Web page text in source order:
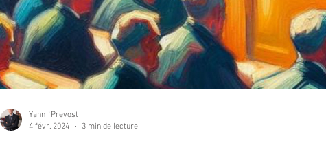
Yann `Prevost
4 févr. 2024
3 min de lecture